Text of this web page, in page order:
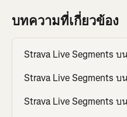
บทความที่เกี่ยวข้อง
Strava Live Segments บ
Strava Live Segments บ
Strava Live Segments